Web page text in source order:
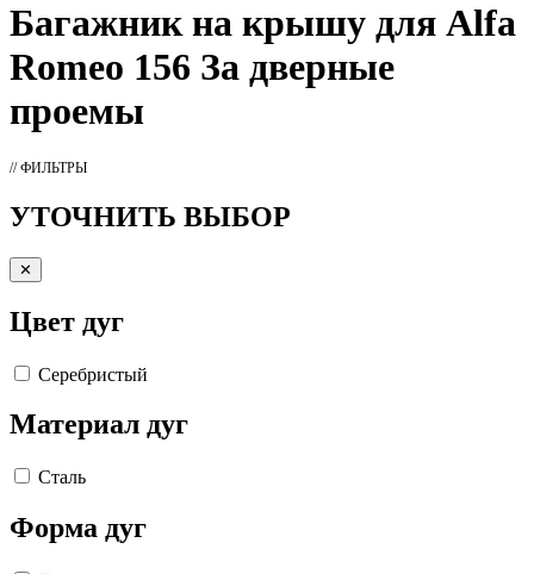
Багажникна крышу для Alfa
Romeo 156 За дверные
проемы
// ФИЛЬТРЫ
УТОЧНИТЬ ВЫБОР
✕
Цвет дуг
Серебристый
Материал дуг
Сталь
Форма дуг